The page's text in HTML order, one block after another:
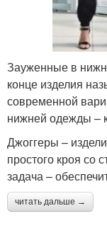
Зауженные в
конце изделия
современной
нижней одежды –
Джоггеры –
простого кроя со
задача –
читать дальше →